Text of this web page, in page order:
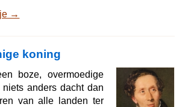
voor terug; zon
vrolijk leventje. Hij
gemaskerde bals.
van zijn
over de
→
koning
boze, overmoedige
anders dacht dan
van alle landen ter